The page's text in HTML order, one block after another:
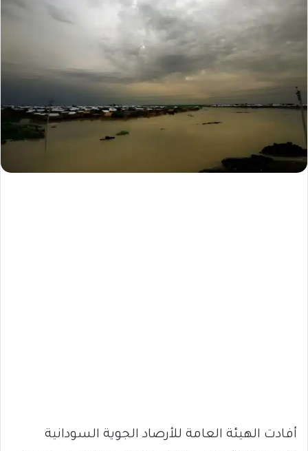
أفادت الهيئة العامة للأرصاد الجوية السودانية